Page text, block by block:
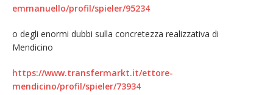
emmanuello/profil/spieler/95234
o degli enormi dubbi sulla concretezza realizzativa di
Mendicino
https://www.transfermarkt.it/ettore-
mendicino/profil/spieler/73934